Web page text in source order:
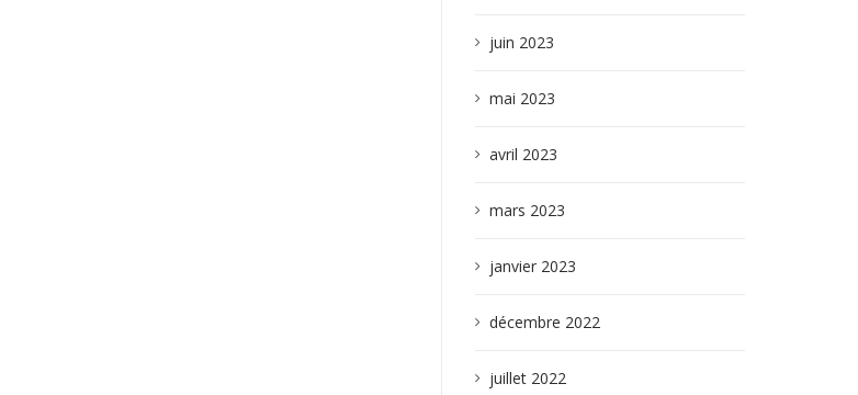
juin 2023
mai 2023
avril 2023
mars 2023
janvier 2023
décembre 2022
juillet 2022